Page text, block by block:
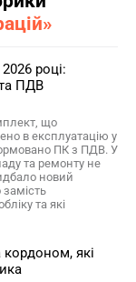
році:
ПДВ
що
в експлуатацію у
ПК з ПДВ. У
та ремонту не
новий
та які
які